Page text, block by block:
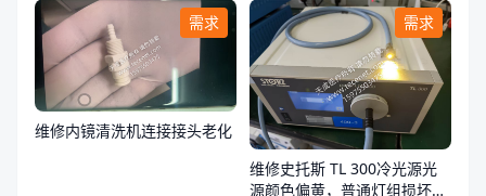
需求
维修内镜清洗机连接接头老化
需求
维修史托斯 TL 300冷光源光
源颜色偏黄，普通灯组损坏，